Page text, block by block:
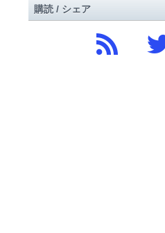
購読 / シェア